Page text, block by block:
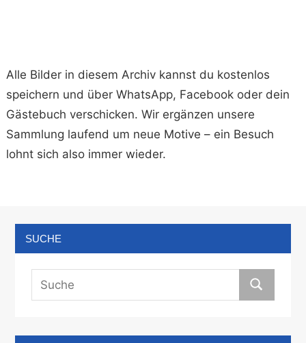
Alle Bilder in diesem Archiv kannst du kostenlos
speichern und über WhatsApp, Facebook oder dein
Gästebuch verschicken. Wir ergänzen unsere
Sammlung laufend um neue Motive – ein Besuch
lohnt sich also immer wieder.
SUCHE